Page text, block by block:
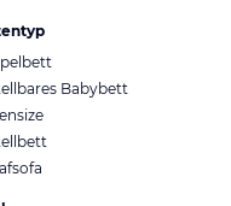
Babybett